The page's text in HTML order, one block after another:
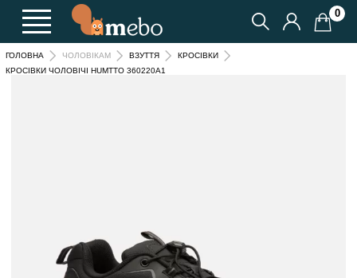
0
ГОЛОВНА ЧОЛОВІКАМ ВЗУТТЯ
КРОСІВКИ
КРОСІВКИ ЧОЛОВІЧІ HUMTTO 360220A1